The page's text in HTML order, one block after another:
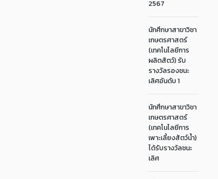
2567
นักศึกษาสาขาวิชา
เกษตรศาสตร์
(เทคโนโลยีการ
ผลิตสัตว์) รับ
รางวัลรองชนะ
เลิศอันดับ 1
นักศึกษาสาขาวิชา
เกษตรศาสตร์
(เทคโนโลยีการ
เพาะเลี้ยงสัตว์น้ำ)
ได้รับรางวัลชนะ
เลิศ